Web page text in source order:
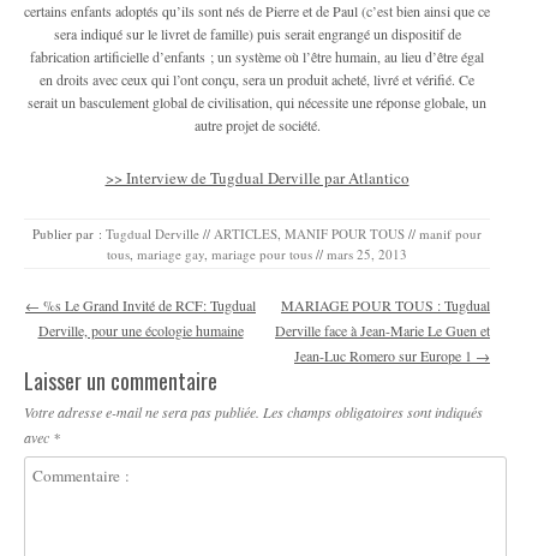
certains enfants adoptés qu’ils sont nés de Pierre et de Paul (c’est bien ainsi que ce
sera indiqué sur le livret de famille) puis serait engrangé un dispositif de
fabrication artificielle d’enfants ; un système où l’être humain, au lieu d’être égal
en droits avec ceux qui l’ont conçu, sera un produit acheté, livré et vérifié. Ce
serait un basculement global de civilisation, qui nécessite une réponse globale, un
autre projet de société.
>> Interview de Tugdual Derville par Atlantico
Publier par : Tugdual Derville // ARTICLES, MANIF POUR TOUS // manif pour
tous, mariage gay, mariage pour tous // mars 25, 2013
Navigation des articles
← %s Le Grand Invité de RCF: Tugdual
Derville, pour une écologie humaine
MARIAGE POUR TOUS : Tugdual
Derville face à Jean-Marie Le Guen et
Jean-Luc Romero sur Europe 1 →
Laisser un commentaire
Votre adresse e-mail ne sera pas publiée. Les champs obligatoires sont indiqués
avec *